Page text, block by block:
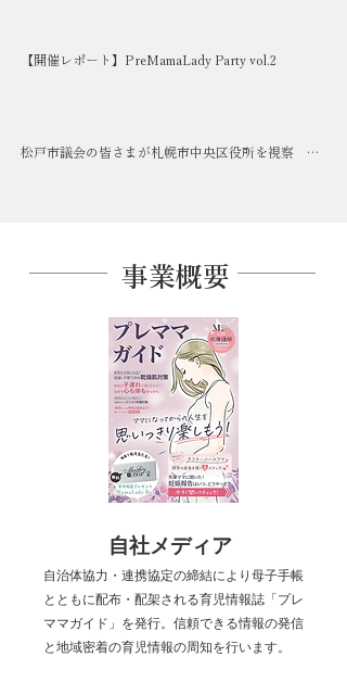
【開催レポート】PreMamaLady Party vol.2
松戸市議会の皆さまが札幌市中央区役所を視察 官
​事業概要
自社メディア
自治体協力・連携協定の締結により母子手帳
とともに配布・配架される育児情報誌「プレ
ママガイド」を発行。信頼できる情報の発信
と地域密着の育児情報の周知を行います。